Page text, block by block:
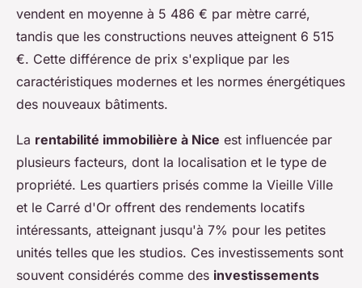
vendent en moyenne à 5 486 € par mètre carré,
tandis que les constructions neuves atteignent 6 515
€. Cette différence de prix s'explique par les
caractéristiques modernes et les normes énergétiques
des nouveaux bâtiments.
La rentabilité immobilière à Nice est influencée par
plusieurs facteurs, dont la localisation et le type de
propriété. Les quartiers prisés comme la Vieille Ville
et le Carré d'Or offrent des rendements locatifs
intéressants, atteignant jusqu'à 7% pour les petites
unités telles que les studios. Ces investissements sont
souvent considérés comme des investissements